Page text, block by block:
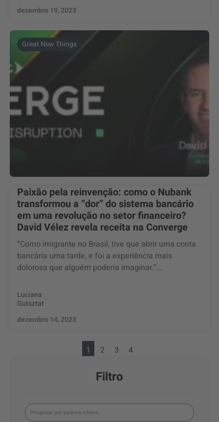
dezembro 19, 2023
Great New Things
Paixão pela reinvenção: como o Nubank
transformou a “dor” do sistema bancário
em uma revolução no setor financeiro?
David Vélez revela receita na Converge
“Como imigrante no Brasil, tive que abrir uma conta
bancária uma tarde, e foi a experiência mais
dolorosa que alguém poderia imaginar.”...
Luciana
Gutsztat
dezembro 14, 2023
1 2 3 4
Filtro